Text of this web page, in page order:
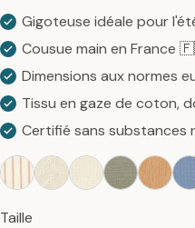
Gigoteuse idéale pour
Cousue main en France
Dimensions aux normes
Tissu en gaze de coton,
Certifié sans substances
Taille